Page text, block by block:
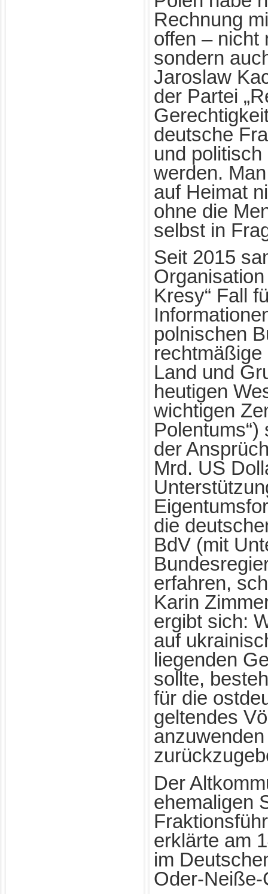
Rechnung
offen – nicht
sondern
Jaroslaw
der Partei
deutsche
und
werden.
auf Heimat
ohne die
selbst in
Seit 2015
Kresy“ Fall
polnischen
Land und
heutigen
wichtigen
der
Mrd. US
die
BdV (mit
erfahren,
Karin
ergibt sich:
auf
liegenden
sollte,
für die
geltendes
Der
ehemaligen
erklärte am
im
Oder-